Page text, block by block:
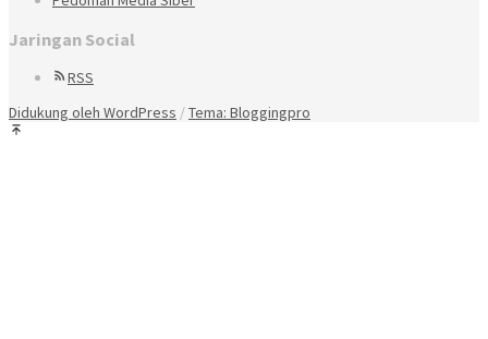
Jaringan Social
RSS
Didukung oleh WordPress /Tema: Bloggingpro